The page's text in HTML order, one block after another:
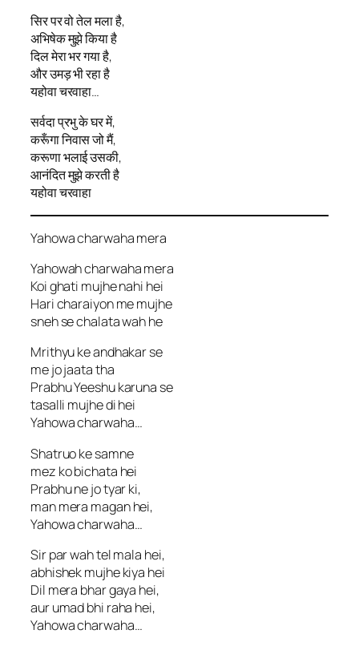
सिर पर वो तेल मला है,
अभिषेक मुझे किया है
दिल मेरा भर गया है,
और उमड़ भी रहा है
यहोवा चरवाहा…
सर्वदा प्रभु के घर में,
करूँगा निवास जो मैं,
करूणा भलाई उसकी,
आनंदित मुझे करती है
यहोवा चरवाहा
Yahowa charwaha mera
Yahowah charwaha mera
Koi ghati mujhe nahi hei
Hari charaiyon me mujhe
sneh se chalata wah he
Mrithyu ke andhakar se
me jo jaata tha
Prabhu Yeeshu karuna se
tasalli mujhe di hei
Yahowa charwaha…
Shatruo ke samne
mez ko bichata hei
Prabhu ne jo tyar ki,
man mera magan hei,
Yahowa charwaha…
Sir par wah tel mala hei,
abhishek mujhe kiya hei
Dil mera bhar gaya hei,
aur umad bhi raha hei,
Yahowa charwaha…